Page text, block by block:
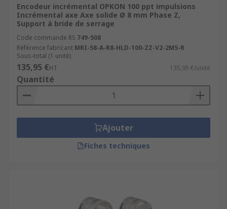
Encodeur incrémental OPKON 100 ppt impulsions
Incrémental axe Axe solide Ø 8 mm Phase Z,
Support à bride de serrage
Code commande RS 749-508
Référence fabricant MRI-58-A-R8-HLD-100-ZZ-V2-2M5-R
Sous-total (1 unité)
135,95 €HT 135,95 €/unité
Quantité
Ajouter
Fiches techniques